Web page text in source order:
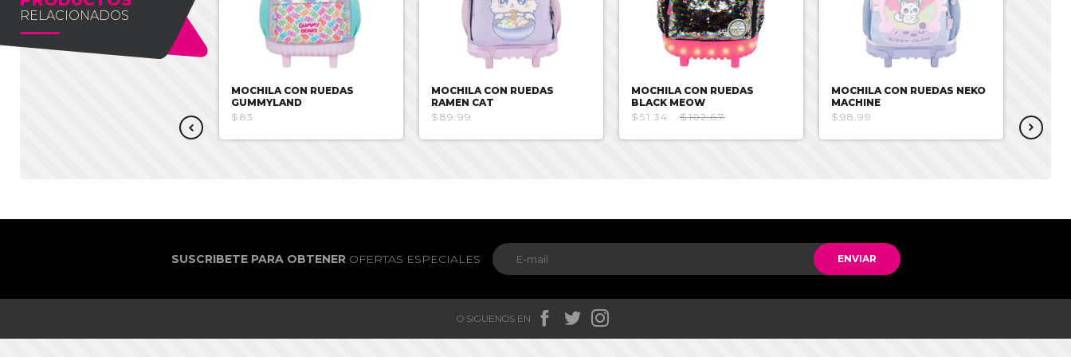
RELACIONADOS
MOCHILA CON RUEDAS
GUMMYLAND
$83
MOCHILA CON RUEDAS
RAMEN CAT
$89.99
MOCHILA CON RUEDAS
BLACK MEOW
$51.34
$102.67
MOCHILA CON RUEDAS NEKO
MACHINE
$98.99
$89.99
SUSCRIBETE PARA OBTENEROFERTAS ESPECIALES ENVIAR
O SIGUENOS EN   